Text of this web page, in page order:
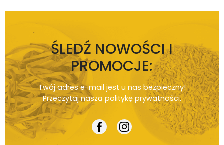
ŚLEDŹ NOWOŚCI I
PROMOCJE:
Twój adres e-mail jest u nas bezpieczny!
Przeczytaj naszą politykę prywatności.